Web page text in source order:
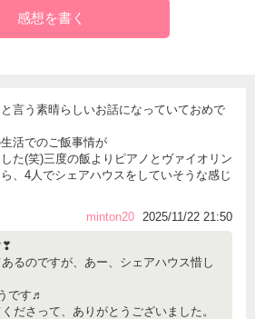
感想を書く
言う素晴らしいお話になっていておめで
活でのご飯事情が
た(笑)三度の飯よりピアノとヴァイオリン
、4人でシェアハウスをしていそうな感じ
minton20
2025/11/22 21:50
❣
るのですが、あー、シェアハウス惜し
です♬
ださって、ありがとうございました。